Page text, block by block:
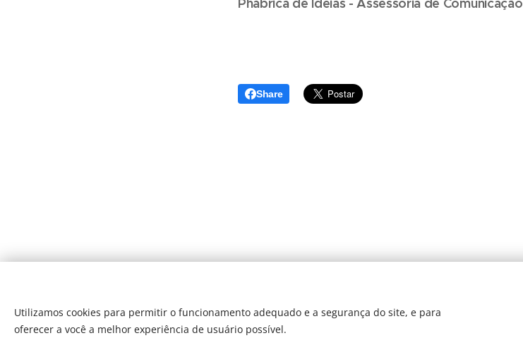
Phábrica de Ideias - Assessoria de Comunicação
Share
Desenvolvido por
Utilizamos cookies para permitir o funcionamento adequado e a segurança do site, e para
oferecer a você a melhor experiência de usuário possível.